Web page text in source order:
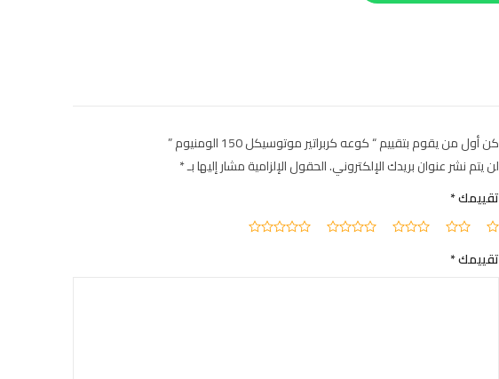
كن أول من يقوم بتقييم “ كوعه كربراتير موتوسيكل 150 الومنيوم ”
لن يتم نشر عنوان بريدك الإلكتروني.الحقول الإلزامية مشار إليها بـ*
تقييمك*
تقييمك*